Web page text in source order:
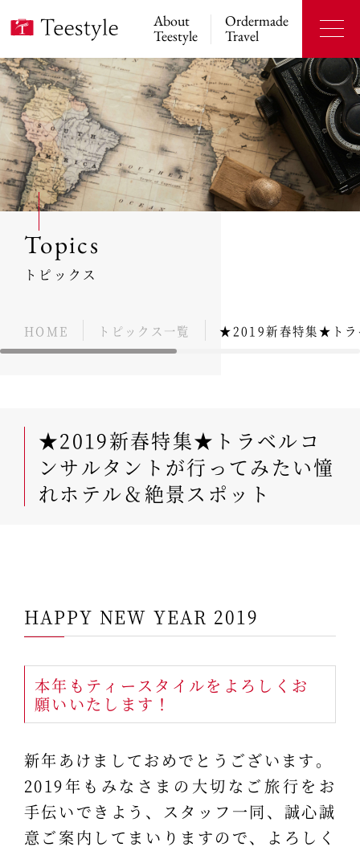
About
Teestyle
Ordermade
Travel
Topics
トピックス
HOME トピックス一覧 ★2019新春特集★トラ
★2019新春特集★トラベルコ
ンサルタントが行ってみたい憧
れホテル＆絶景スポット
HAPPY NEW YEAR 2019
本年もティースタイルをよろしくお
願いいたします！
新年あけましておめでとうございます。
2019年もみなさまの大切なご旅行をお
手伝いできよう、スタッフ一同、誠心誠
意ご案内してまいりますので、よろしく